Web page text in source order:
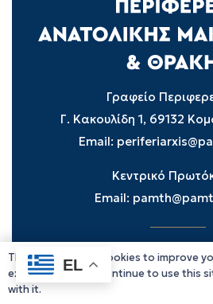
Γραφείο
Γ. Κακουλίδη 1, 69132
Email:
Κεντρικό
Email:
Υπηρεσίες
Υπηρεσίες
EL
This website uses cookies to improve
experience. If you continue to use this
with it.